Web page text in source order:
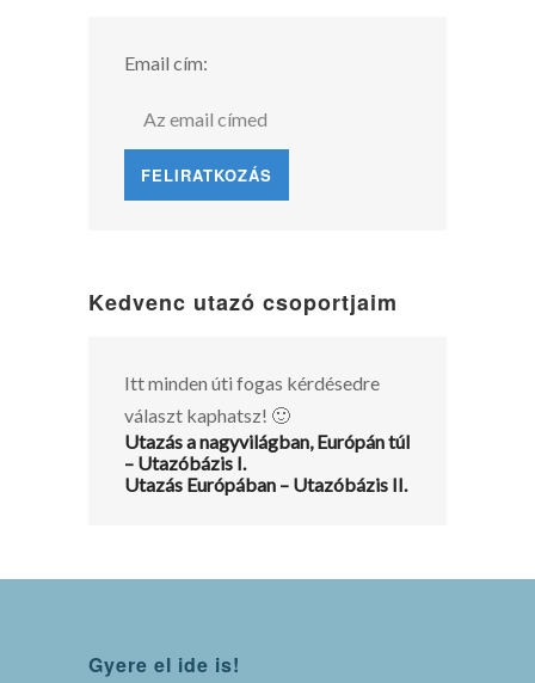
Email cím:
Kedvenc utazó csoportjaim
Itt minden úti fogas kérdésedre
választ kaphatsz! 🙂
Utazás a nagyvilágban, Európán túl
– Utazóbázis I.
Utazás Európában – Utazóbázis II.
Gyere el ide is!